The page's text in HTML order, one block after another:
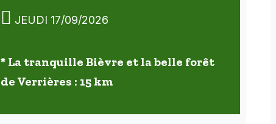
JEUDI 17/09/2026
* La tranquille Bièvre et la belle forêt
de Verrières : 15 km